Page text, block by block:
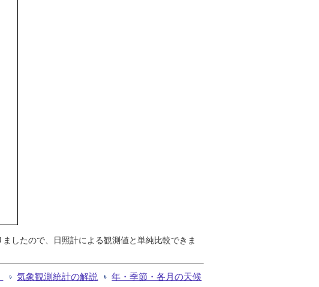
したので、日照計による観測値と単純比較できま
気象観測統計の解説 年・季節・各月の天候